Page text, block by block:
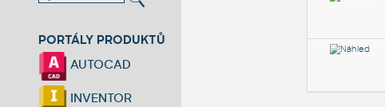
PORTÁLY PRODUKTŮ
AUTOCAD
INVENTOR